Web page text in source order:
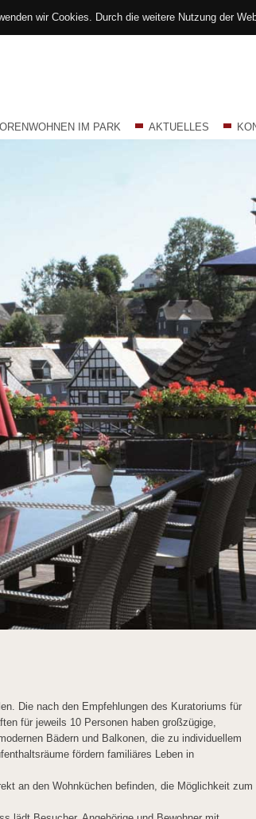
wir Cookies. Durch die weitere Nutzung der
IM PARK AKTUELLES
Die nach den Empfehlungen des Kuratoriums für
für jeweils 10 Personen haben großzügige,
Bädern und Balkonen, die zu individuellem
fördern familiäres Leben in
an den Wohnküchen befinden, die Möglichkeit zum